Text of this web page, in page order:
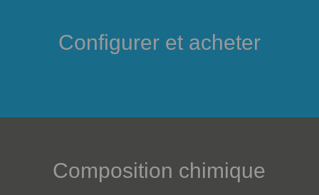
Configurer et acheter
Composition chimique